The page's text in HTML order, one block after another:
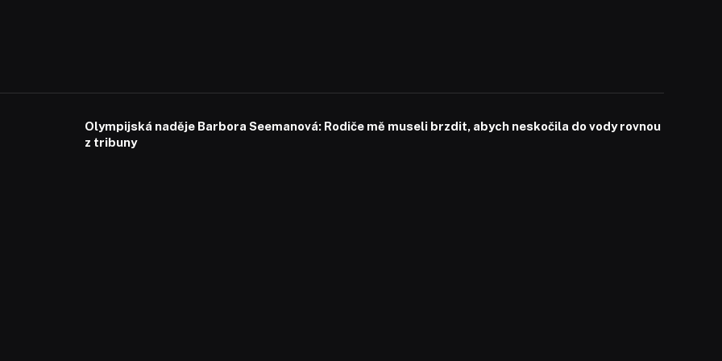
Olympijská naděje Barbora Seemanová: Rodiče mě museli brzdit, abych neskočila do vody rovnou
z tribuny